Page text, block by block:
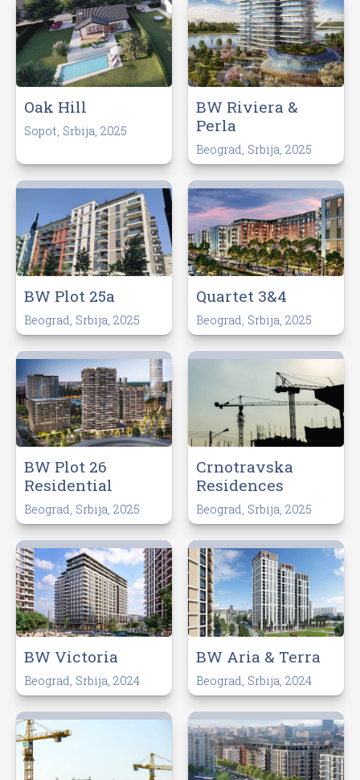
Oak Hill
Sopot, Srbija, 2025
BW Riviera &
Perla
Beograd, Srbija, 2025
BW Plot 25a
Beograd, Srbija, 2025
Quartet 3&4
Beograd, Srbija, 2025
BW Plot 26
Residential
Beograd, Srbija, 2025
Crnotravska
Residences
Beograd, Srbija, 2025
BW Victoria
Beograd, Srbija, 2024
BW Aria & Terra
Beograd, Srbija, 2024